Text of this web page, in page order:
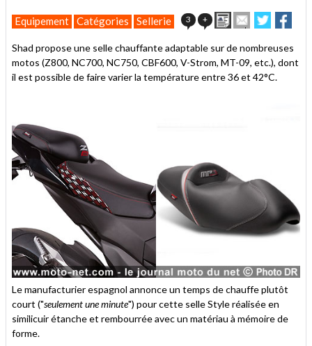
Equipement Catégories Sellerie 3 + ImprimerEnvoyer
cet
à
un
ami
Partager
sur
sur
Shad propose une selle chauffante adaptable sur de nombreuses
motos (Z800, NC700, NC750, CBF600, V-Strom, MT-09, etc.), dont
il est possible de faire varier la température entre 36 et 42°C.
Le manufacturier espagnol annonce un temps de chauffe plutôt
court ("seulement une minute") pour cette selle Style réalisée en
similicuir étanche et rembourrée avec un matériau à mémoire de
forme.